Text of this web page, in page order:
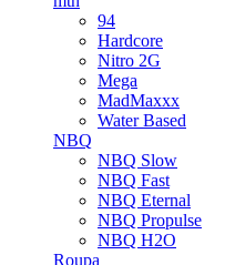
94
Hardcore
Nitro 2G
Mega
MadMaxxx
Water Based
NBQ
NBQ Slow
NBQ Fast
NBQ Eternal
NBQ Propulse
NBQ H2O
Roupa